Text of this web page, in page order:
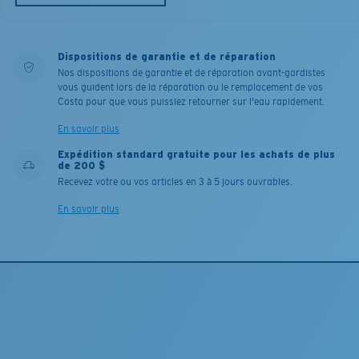
Dispositions de garantie et de réparation
Nos dispositions de garantie et de réparation avant-gardistes
vous guident lors de la réparation ou le remplacement de vos
Costa pour que vous puissiez retourner sur l'eau rapidement.
En savoir plus
Expédition standard gratuite pour les achats de plus
de 200 $
Recevez votre ou vos articles en 3 à 5 jours ouvrables.
En savoir plus